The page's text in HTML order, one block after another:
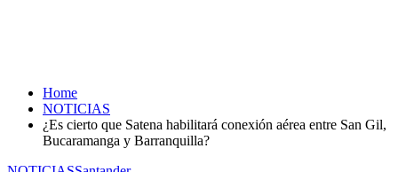
Home
NOTICIAS
¿Es cierto que Satena habilitará conexión aérea entre San Gil,
Bucaramanga y Barranquilla?